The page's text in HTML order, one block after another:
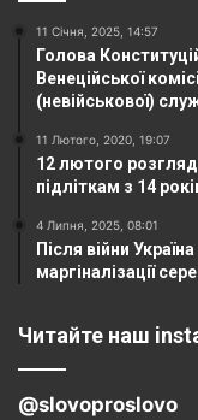
11 Січня, 2025, 14:57
Голова
Венеційської
(невійськової)
11 Лютого, 2020, 19:07
12 лютого
підліткам з 14
4 Липня, 2025, 08:01
Після війни
маргіналізації
Читайте наш
@slovoproslovo